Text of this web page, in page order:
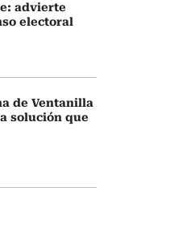
advierte
electoral
de Ventanilla
solución que